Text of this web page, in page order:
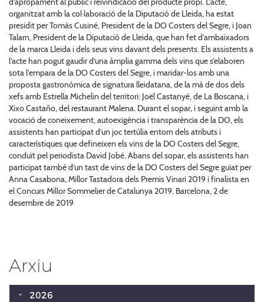
organitzat amb la col·laboració de la Diputació de Lleida, ha estat
presidit per Tomàs Cusiné, President de la DO Costers del Segre, i Joan
Talarn, President de la Diputació de Lleida, que han fet d’ambaixadors
de la marca Lleida i dels seus vins davant dels presents. Els assistents a
l’acte han pogut gaudir d’una àmplia gamma dels vins que s’elaboren
sota l’empara de la DO Costers del Segre, i maridar-los amb una
proposta gastronòmica de signatura lleidatana, de la mà de dos dels
xefs amb Estrella Michelin del territori: Joël Castanyé, de La Boscana, i
Xixo Castaño, del restaurant Malena. Durant el sopar, i seguint amb la
vocació de coneixement, autoexigència i transparència de la DO, els
assistents han participat d’un joc tertúlia entorn dels atributs i
característiques que defineixen els vins de la DO Costers del Segre,
conduït pel periodista David Jobé. Abans del sopar, els assistents han
participat també d’un tast de vins de la DO Costers del Segre guiat per
Anna Casabona, Millor Tastadora dels Premis Vinari 2019 i finalista en
el Concurs Millor Sommelier de Catalunya 2019. Barcelona, 2 de
desembre de 2019
Arxiu
2026